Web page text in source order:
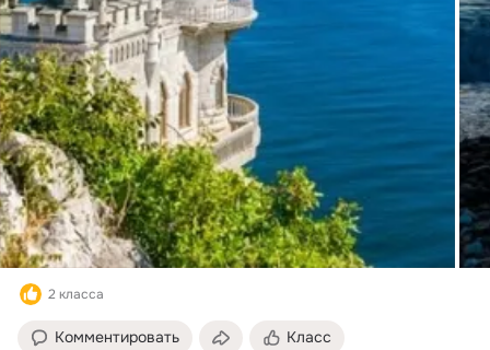
2 класса
Комментировать Класс